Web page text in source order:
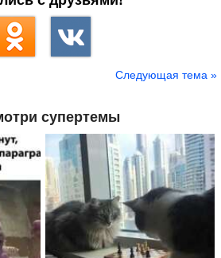
Следующая тема »
супертемы